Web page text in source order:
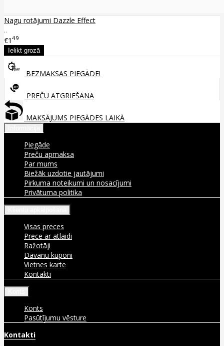
Nagu rotājumi Dazzle Effect
..
€1 49
BEZMAKSAS PIEGĀDE!
PREČU ATGRIEŠANA
MAKSĀJUMS PIEGĀDES LAIKĀ
Piegāde
Preču apmaksa
Par mums
Biežāk uzdotie jautājumi
Pirkuma noteikumi un nosacījumi
Privātuma politika
Visas preces
Prece ar atlaidi
Ražotāji
Dāvanu kuponi
Vietnes karte
Kontakti
Konts
Pasūtījumu vēsture
Kontakti